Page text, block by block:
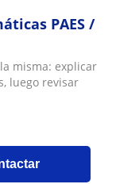
PAES /
misma: explicar
luego revisar